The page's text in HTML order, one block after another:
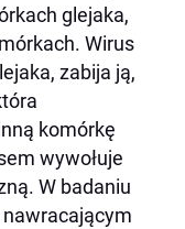
glejaka,
Wirus
zabija ją,
komórkę
wywołuje
W badaniu
nawracającym